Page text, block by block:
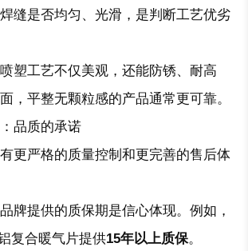
缝是否均匀、光滑，是判断工艺优劣
喷塑工艺不仅美观，还能防锈、耐高
，平整无颗粒感的产品通常更可靠。
品质的承诺
更严格的质量控制和更完善的售后体
品牌提供的质保期是信心体现。例如，
复合暖气片提供15年以上质保。